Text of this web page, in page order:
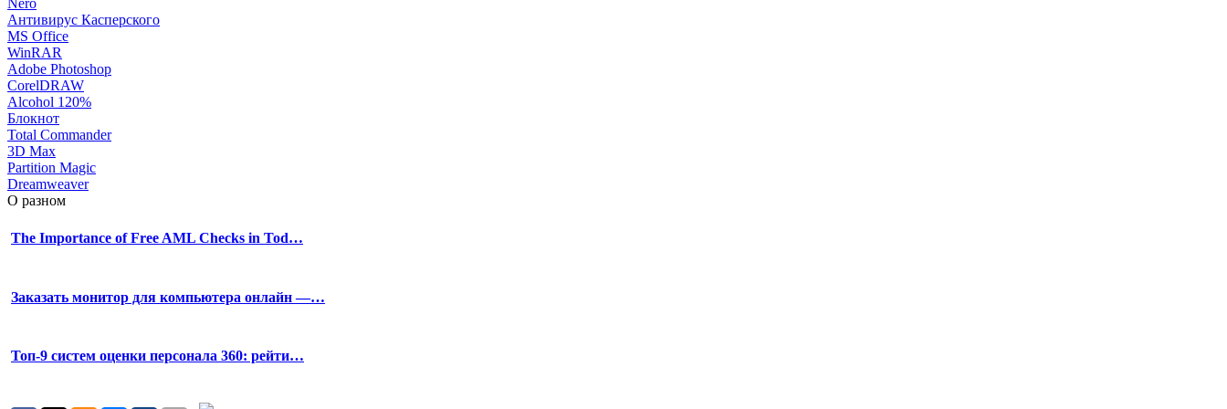
Nero
Антивирус Касперского
MS Office
WinRAR
Adobe Photoshop
CorelDRAW
Alcohol 120%
Блокнот
Total Commander
3D Max
Partition Magic
Dreamweaver
О разном
The Importance of Free AML Checks in Tod…
Заказать монитор для компьютера онлайн —…
Топ-9 систем оценки персонала 360: рейти…